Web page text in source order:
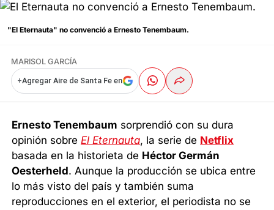
"El Eternauta" no convenció a Ernesto Tenembaum.
MARISOL GARCÍA
+Agregar Aire de Santa Fe en
Ernesto Tenembaum sorprendió con su dura
opinión sobreEl Eternauta, la serie de Netflix
basada en la historieta de Héctor Germán
Oesterheld. Aunque la producción se ubica entre
lo más visto del país y también suma
reproducciones en el exterior, el periodista no se